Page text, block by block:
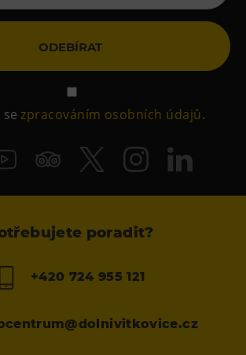
ODEBÍRAT
sezpracováním osobních údajů.
poradit?
+420 724 955 121